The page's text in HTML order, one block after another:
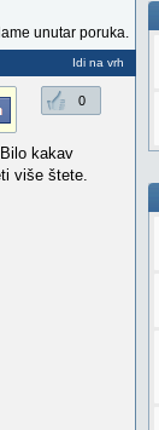
unutar poruka.
Idi na vrh
0
kakav
više štete.